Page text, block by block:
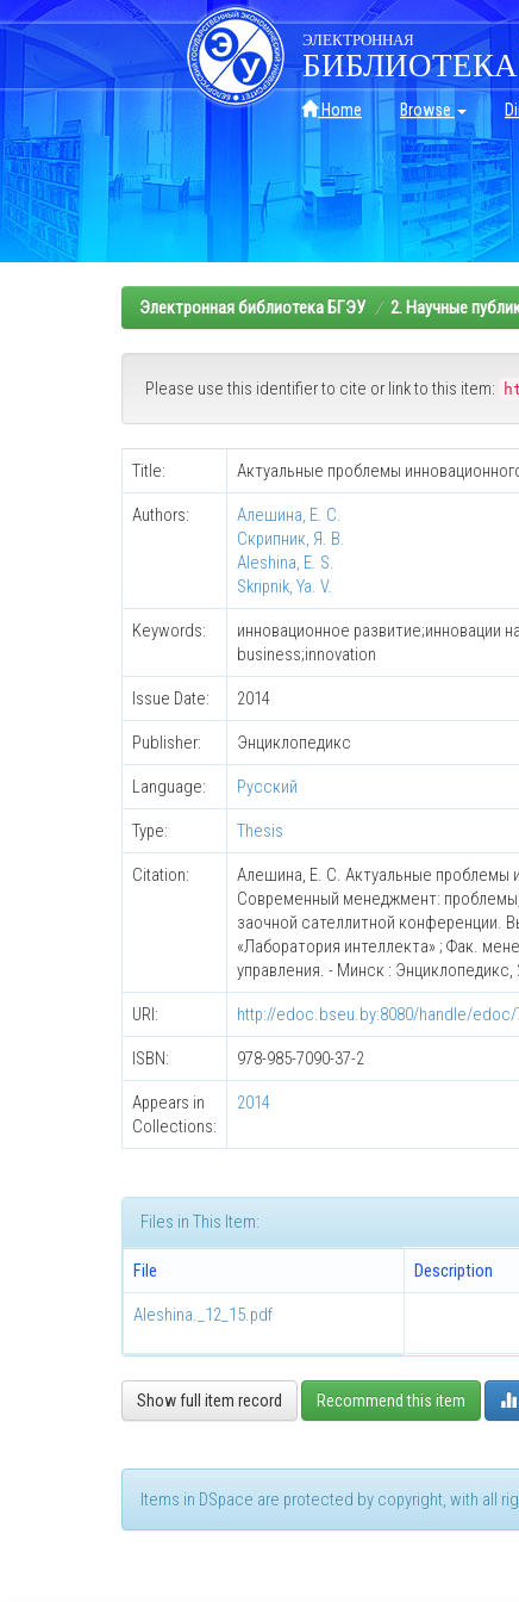
Skip
navigation
ЭЛЕКТРОННАЯ
Home Browse
Электронная библиотека БГЭУ 2. Научные
Please use this identifier to cite or link to this item:
Title: Актуальные проблемы
Authors:
Алешина, Е. С.
Скрипник, Я. В.
Aleshina, E. S.
Skripnik, Ya. V.
Keywords:
инновационное развитие;инновации
business;innovation
Issue Date: 2014
Publisher: Энциклопедикс
Language: Русский
Type: Thesis
Citation:
Алешина, Е. С. Актуальные проблемы
Современный менеджмент: проблемы,
заочной сателлитной конференции.
«Лаборатория интеллекта» ; Фак.
управления. - Минск : Энциклопедикс,
URI: http://edoc.bseu.by:8080/handle/edoc/
ISBN: 978-985-7090-37-2
Appears in
Collections:
2014
Files in This Item:
File Description
Aleshina._12_15.pdf
Show full item record Recommend this item
Items in DSpace are protected by copyright, with all